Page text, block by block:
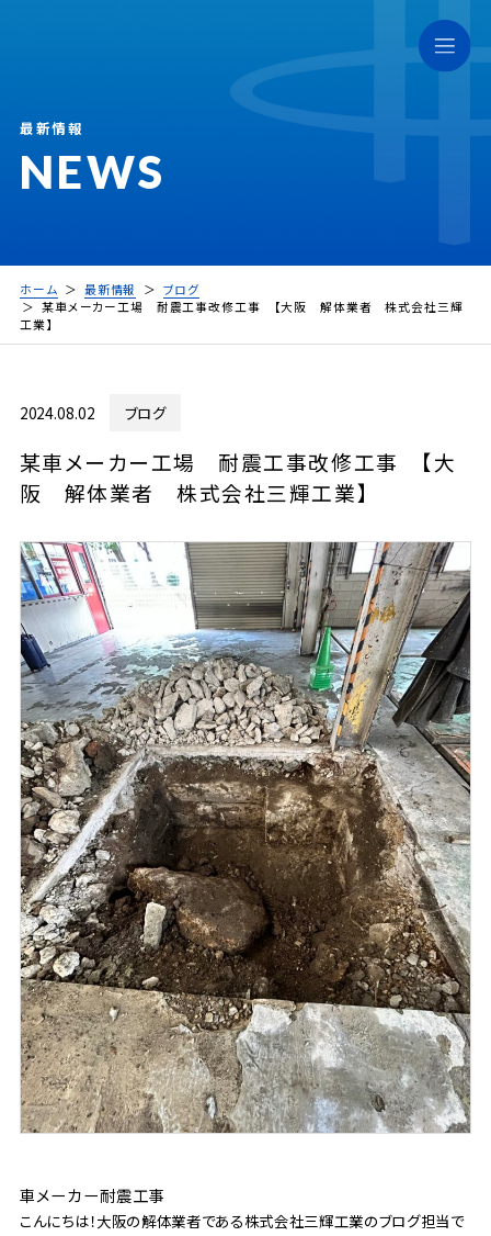
NEWS
最新情報
ホーム 最新情報
ブログ
某車メーカー工場 耐震工事改修工事 【大阪 解体業者 株式会社三輝
工業】
2024.08.02 ブログ
某車メーカー工場 耐震工事改修工事 【大
阪 解体業者 株式会社三輝工業】
車メーカー耐震工事
こんにちは！大阪の解体業者である株式会社三輝工業のブログ担当で